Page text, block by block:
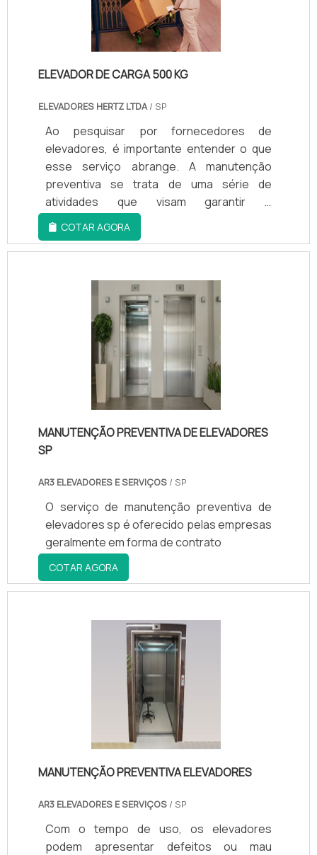
ELEVADOR DE CARGA 500 KG
ELEVADORES HERTZ LTDA/ SP
Ao pesquisar por fornecedores de
elevadores, é importante entender o que
esse serviço abrange. A manutenção
preventiva se trata de uma série de
atividades que visam garantir o
funcionamento adequado do equipamento
e evitar problemas e acidentes. Essa
manutenção deve ser realizada
segurança e conforto dos usuários. Os
fornecedores de elevadores, como a
Elevadores Hertz, possuem equipes
especializadas e treinadas para realizar a
manutenção preventiva. Eles seguem um
cronograma de visitas ao local onde o
elevador está instalado, seguindo as
normas técnicas e de segurança
específicas. Durante as avaliações, os
técnicos verificam o funcionamento e a
e a segurança geral do equipamento.
COTAR AGORA
MANUTENÇÃO PREVENTIVA DE ELEVADORES
SP
AR3 ELEVADORES E SERVIÇOS / SP
O serviço de manutenção preventiva de
elevadores sp é oferecido pelas empresas
geralmente em forma de contrato
COTAR AGORA
MANUTENÇÃO PREVENTIVA ELEVADORES
AR3 ELEVADORES E SERVIÇOS / SP
Com o tempo de uso, os elevadores
podem apresentar defeitos ou mau